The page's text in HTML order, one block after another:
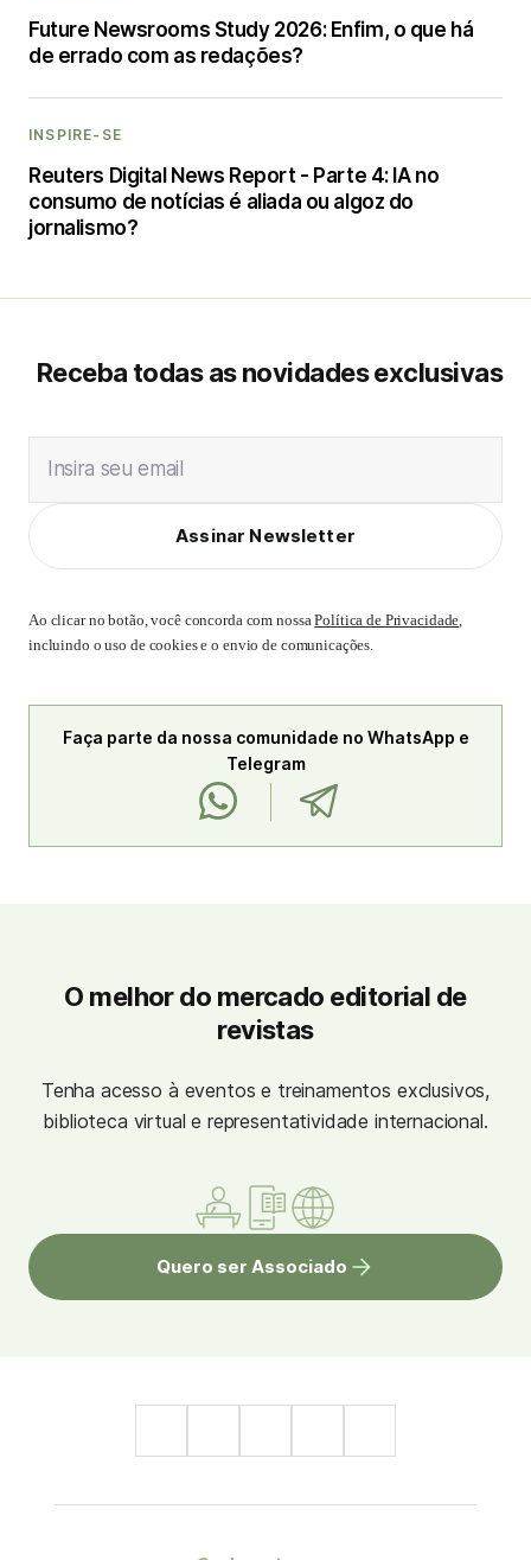
Future Newsrooms Study 2026: Enfim, o que há
de errado com as redações?
INSPIRE-SE
Reuters Digital News Report - Parte 4: IA no
consumo de notícias é aliada ou algoz do
jornalismo?
Receba todas as novidades exclusivas
Insira seu email
Assinar Newsletter
Ao clicar no botão, você concorda com nossaPolítica de Privacidade,
incluindo o uso de cookies e o envio de comunicações.
Faça parte da nossa comunidade no WhatsApp e
Telegram
O melhor do mercado editorial de
revistas
Tenha acesso à eventos e treinamentos exclusivos,
biblioteca virtual e representatividade internacional.
Quero ser Associado